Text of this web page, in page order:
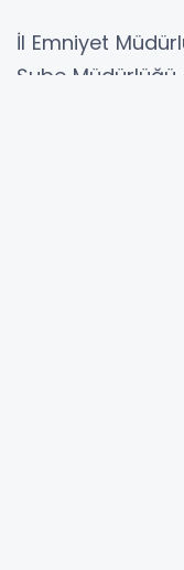
İl Emniyet
Şube